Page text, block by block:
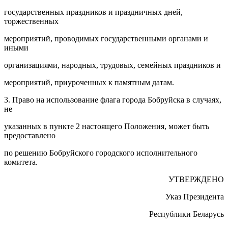
государственных праздников и праздничных дней,
торжественных
мероприятий, проводимых государственными органами и
иными
организациями, народных, трудовых, семейных праздников и
мероприятий, приуроченных к памятным датам.
3. Право на использование флага города Бобруйска в случаях,
не
указанных в пункте 2 настоящего Положения, может быть
предоставлено
по решению Бобруйского городского исполнительного
комитета.
УТВЕРЖДЕНО
Указ Президента
Республики Беларусь